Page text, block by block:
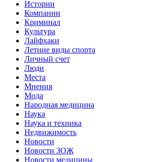
Истории
Компании
Криминал
Культура
Лайфхаки
Летние виды спорта
Личный счет
Люди
Места
Мнения
Мода
Народная медицина
Наука
Наука и техника
Недвижимость
Новости
Новости ЗОЖ
Новости медицины